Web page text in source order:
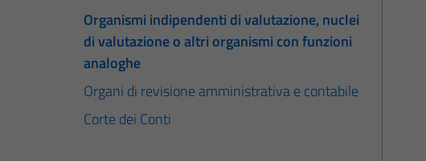
Organismi indipendenti di valutazione, nuclei
di valutazione o altri organismi con funzioni
analoghe
Organi di revisione amministrativa e contabile
Corte dei Conti